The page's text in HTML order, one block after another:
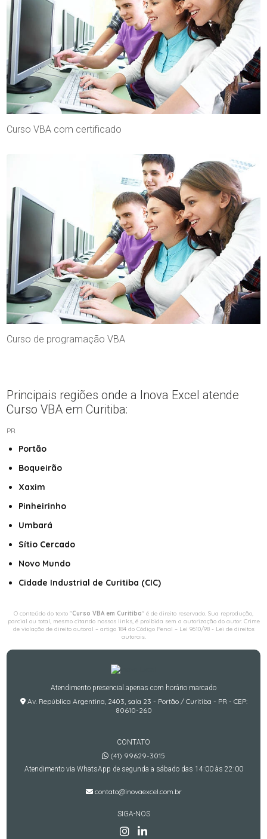
Curso VBA com certificado
Curso de programação VBA
Principais regiões onde a Inova Excel atende
Curso VBA em Curitiba:
PR
Portão
Boqueirão
Xaxim
Pinheirinho
Umbará
Sítio Cercado
Novo Mundo
Cidade Industrial de Curitiba (CIC)
O conteúdo do texto "Curso VBA em Curitiba" é de direito reservado. Sua reprodução,
parcial ou total, mesmo citando nossos links, é proibida sem a autorização do autor. Crime
de violação de direito autoral – artigo 184 do Código Penal – Lei 9610/98 - Lei de direitos
autorais.
Atendimento presencial apenas com horário marcado
Av. República Argentina, 2403, sala 23 - Portão / Curitiba - PR - CEP:
80610-260
CONTATO
(41) 99629-3015
Atendimento via WhatsApp de segunda a sábado das 14:00 às 22:00
contato@inovaexcel.com.br
SIGA-NOS